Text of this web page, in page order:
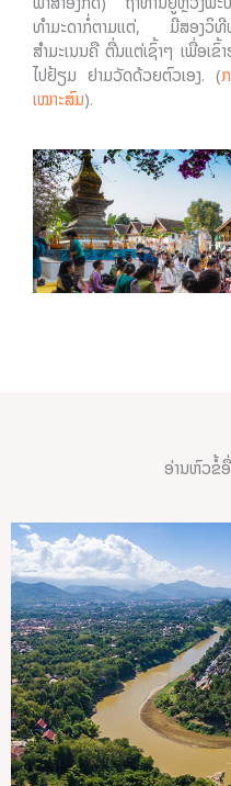
ທຳມະດາກໍ່ຕາມແຕ່, ມີສອງວິທີ
ສຳມະເນນຄື ຕື່ນແຕ່ເຊົ້າໆ ເພື່ອເ
ໄປຢ້ຽມ ຢາມວັດດ້ວຍຕົວເອງ. (
ເໝາະສົມ).
ອ່ານຫົວຂໍ້